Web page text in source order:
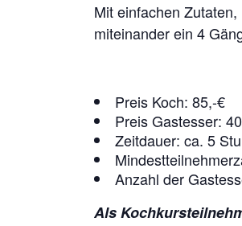
Mit einfachen
miteinander ein 4
Preis Koch: 85,-€
Preis Gastesser:
Zeitdauer: ca. 5
Anzahl der
Als